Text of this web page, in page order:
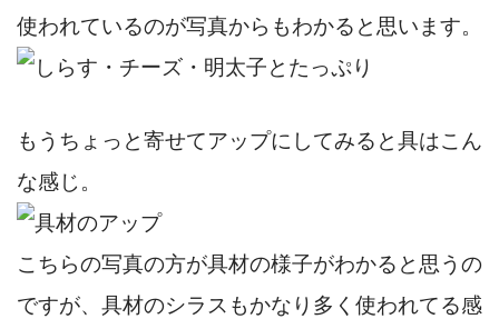
使われているのが写真からもわかると思います。
もうちょっと寄せてアップにしてみると具はこん
な感じ。
こちらの写真の方が具材の様子がわかると思うの
ですが、具材のシラスもかなり多く使われてる感